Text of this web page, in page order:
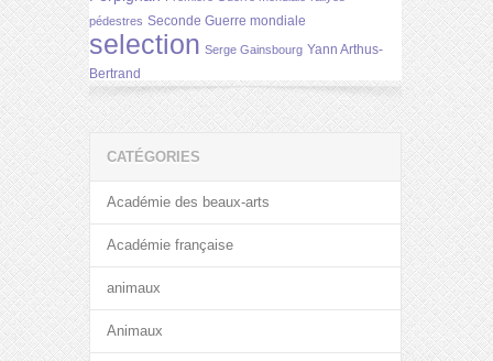
pédestres Seconde Guerre mondiale
selection Serge Gainsbourg Yann Arthus-
Bertrand
CATÉGORIES
Académie des beaux-arts
Académie française
animaux
Animaux